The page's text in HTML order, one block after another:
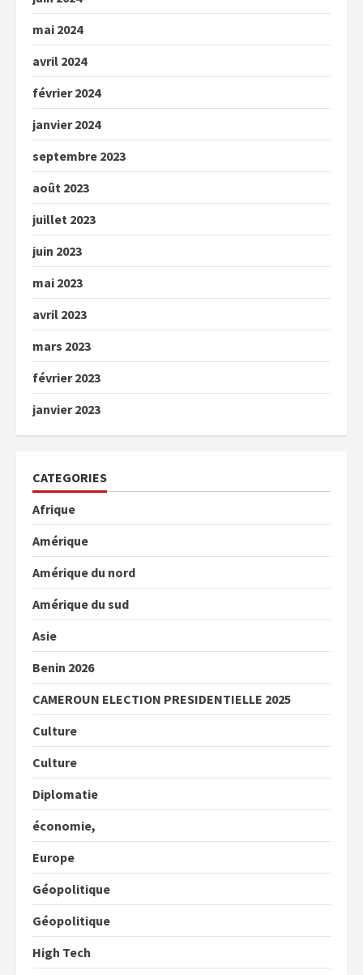
mai 2024
avril 2024
février 2024
janvier 2024
septembre 2023
août 2023
juillet 2023
juin 2023
mai 2023
avril 2023
mars 2023
février 2023
janvier 2023
CATEGORIES
Afrique
Amérique
Amérique du nord
Amérique du sud
Asie
Benin 2026
CAMEROUN ELECTION PRESIDENTIELLE 2025
Culture
Culture
Diplomatie
économie,
Europe
Géopolitique
Géopolitique
High Tech